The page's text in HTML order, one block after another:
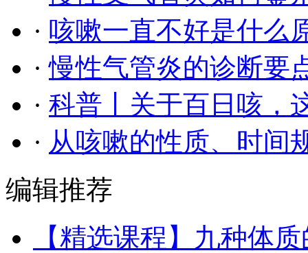
· 咳嗽一直不好是什么
·慢性气管炎的诊断要
· 科普丨关于百日咳，
· 从咳嗽的性质、时间
编辑推荐
【精选课程】九种体